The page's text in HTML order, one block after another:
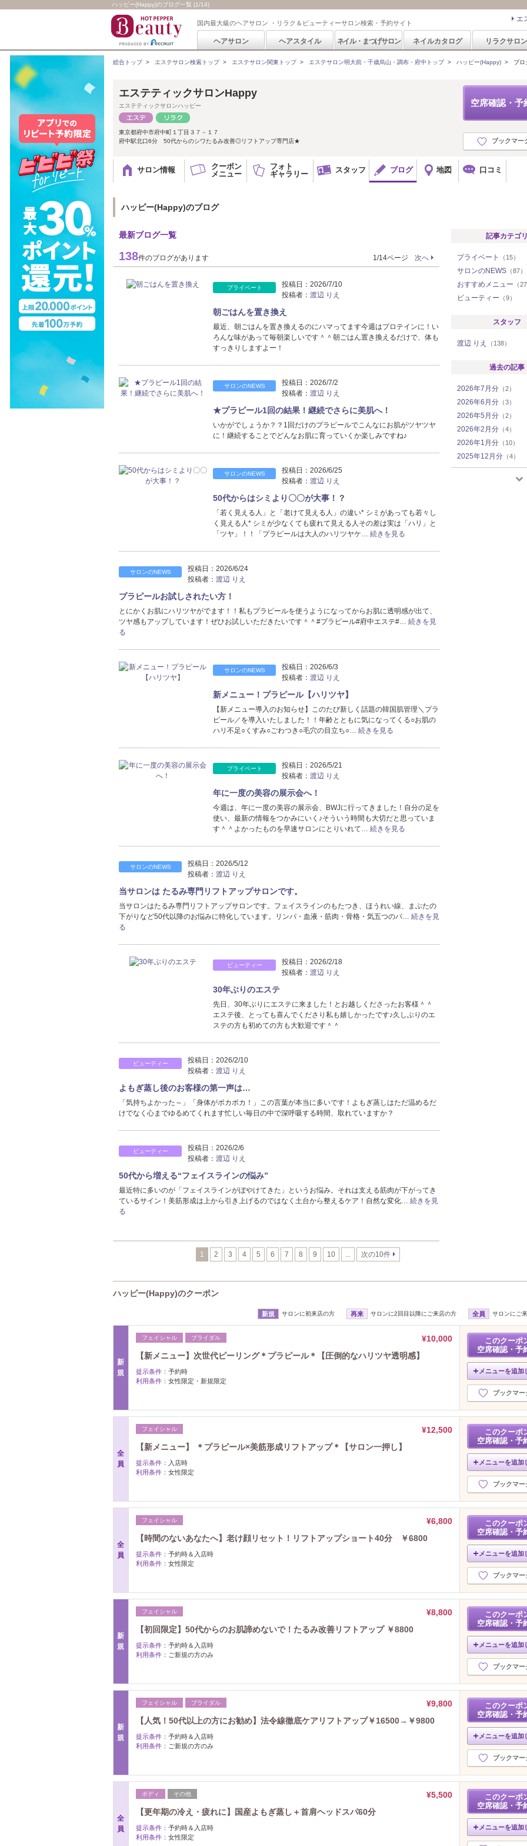
ハッピー(Happy)のブログ一覧 (1/14)
国内最大級のヘアサロン ・リラク＆ビューティーサロン検索・予約サイト エ
ヘアサロン ヘアスタイル ネイル・まつげサロン ネイルカタログ リラクサロン
総合トップ> エステサロン検索トップ> エステサロン関東トップ> エステサロン明大前・千歳烏山・調布・府中トップ> ハッピー(Happy) > ブロ
空席確認・予
ブックマー
エステティックサロンHappy
エステティックサロンハッピー
東京都府中市府中町１丁目３７－１７
府中駅北口6分 50代からのシワたるみ改善◎リフトアップ専門店★
サロン情報
クーポン
メニュー
フォト
ギャラリー
スタッフ ブログ 地図 口コミ
ハッピー(Happy)のブログ
最新ブログ一覧
138件のブログがあります 1/14ページ 次へ
プライベート 投稿日： 2026/7/10
投稿者： 渡辺 りえ
朝ごはんを置き換え
最近、朝ごはんを置き換えるのにハマってます今週はプロテインに！い
ろんな味があって毎朝楽しいです＾＾朝ごはん置き換えるだけで、体も
すっきりしますよー！
サロンのNEWS 投稿日： 2026/7/2
投稿者： 渡辺 りえ
★プラピール1回の結果！継続でさらに美肌へ！
いかがでしょうか？？1回だけのプラピールでこんなにお肌がツヤツヤ
に！継続することでどんなお肌に育っていくか楽しみですね♪
サロンのNEWS 投稿日： 2026/6/25
投稿者： 渡辺 りえ
50代からはシミより〇〇が大事！？
「若く見える人」と「老けて見える人」の違い* シミがあっても若々し
く見える人* シミが少なくても疲れて見える人その差は実は「ハリ」と
「ツヤ」！！「プラピールは大人のハリツヤケ… 続きを見る
サロンのNEWS 投稿日： 2026/6/24
投稿者： 渡辺 りえ
プラピールお試しされたい方！
とにかくお肌にハリツヤがでます！！私もプラピールを使うようになってからお肌に透明感が出て、
ツヤ感もアップしています！ぜひお試しいただきたいです＾＾#プラピール#府中エステ#… 続きを見
る
サロンのNEWS 投稿日： 2026/6/3
投稿者： 渡辺 りえ
新メニュー！プラピール【ハリツヤ】
【新メニュー導入のお知らせ】このたび新しく話題の韓国肌管理＼プラ
ピール／を導入いたしました！！年齢とともに気になってくる○お肌の
ハリ不足○くすみ○ごわつき○毛穴の目立ち○… 続きを見る
プライベート 投稿日： 2026/5/21
投稿者： 渡辺 りえ
年に一度の美容の展示会へ！
今週は、年に一度の美容の展示会、BWJに行ってきました！自分の足を
使い、最新の情報をつかみにいく♪そういう時間も大切だと思っていま
す＾＾よかったものを早速サロンにとりいれて… 続きを見る
サロンのNEWS 投稿日： 2026/5/12
投稿者： 渡辺 りえ
当サロンは たるみ専門リフトアップサロンです。
当サロンはたるみ専門リフトアップサロンです。フェイスラインのもたつき、ほうれい線、まぶたの
下がりなど50代以降のお悩みに特化しています。リンパ・血液・筋肉・骨格・気五つのバ… 続きを見
る
ビューティー 投稿日： 2026/2/18
投稿者： 渡辺 りえ
30年ぶりのエステ
先日、30年ぶりにエステに来ました！とお越しくださったお客様＾＾
エステ後、とっても喜んでくださり私も嬉しかったです♪久しぶりのエ
ステの方も初めての方も大歓迎です＾＾
ビューティー 投稿日： 2026/2/10
投稿者： 渡辺 りえ
よもぎ蒸し後のお客様の第一声は…
「気持ちよかった～」「身体がポカポカ！」この言葉が本当に多いです！よもぎ蒸しはただ温めるだ
けでなく心までゆるめてくれます忙しい毎日の中で深呼吸する時間、取れていますか？
ビューティー 投稿日： 2026/2/6
投稿者： 渡辺 りえ
50代から増える“フェイスラインの悩み”
最近特に多いのが「フェイスラインがぼやけてきた」というお悩み。それは支える筋肉が下がってき
ているサイン！美筋形成は上から引き上げるのではなく土台から整えるケア！自然な変化… 続きを見
る
1 2 3 4 5 6 7 8 9 10 次の10件
記事カテゴリ
プライベート （15）
サロンのNEWS （87）
おすすめメニュー （27
ビューティー （9）
スタッフ
渡辺 りえ （138）
過去の記事
2026年7月分 （2）
2026年6月分 （3）
2026年5月分 （2）
2026年2月分 （4）
2026年1月分 （10）
2025年12月分 （4）
2025年11月分（2）
ハッピー(Happy)のクーポン
新規 サロンに初来店の方 再来 サロンに2回目以降にご来店の方 全員 サロンにご
新
規
フェイシャル ブライダル
¥10,000
【新メニュー】次世代ピーリング＊プラピール＊【圧倒的なハリツヤ透明感】
提示条件： 予約時
利用条件： 女性限定・新規限定
このクーポ
空席確認・予
メニューを追加
ブックマー
全
員
フェイシャル
¥12,500
【新メニュー】 ＊プラピール×美筋形成リフトアップ＊【サロン一押し】
提示条件：
入店時
利用条件： 女性限定
このクーポ
空席確認・予
メニューを追加
ブックマー
全
員
フェイシャル
¥6,800
【時間のないあなたへ】老け顔リセット！リフトアップショート40分 ￥6800
提示条件： 予約時＆入店時
利用条件： 女性限定
このクーポ
空席確認・予
メニューを追加
ブックマー
新
規
フェイシャル
¥8,800
【初回限定】50代からのお肌諦めないで！たるみ改善リフトアップ ￥8800
提示条件： 予約時＆入店時
利用条件： ご新規の方のみ
このクーポ
空席確認・予
メニューを追加
ブックマー
新
規
フェイシャル ブライダル
¥9,800
【人気！50代以上の方にお勧め】法令線徹底ケアリフトアップ￥16500→￥9800
提示条件： 予約時＆入店時
利用条件： ご新規の方のみ
このクーポ
空席確認・予
メニューを追加
ブックマー
全
員
ボディ その他
¥5,500
【更年期の冷え・疲れに】国産よもぎ蒸し＋首肩ヘッドスパ60分
提示条件： 予約時＆入店時
利用条件： 女性限定
このクーポ
空席確認・予
メニューを追加